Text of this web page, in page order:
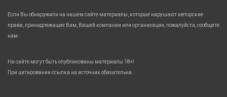
Если Вы обнаружили на нашем сайте материалы, которые нарушают авторские
права, принадлежащие Вам, Вашей компании или организации, пожалуйста, сообщите
нам.
На сайте могут быть опубликованы материалы 18+!
При цитировании ссылка на источник обязательна.